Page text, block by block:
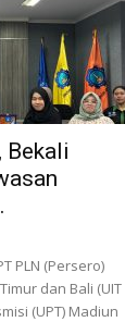
Bekali
PLN (Persero)
dan Bali (UIT
(UPT) Madiun